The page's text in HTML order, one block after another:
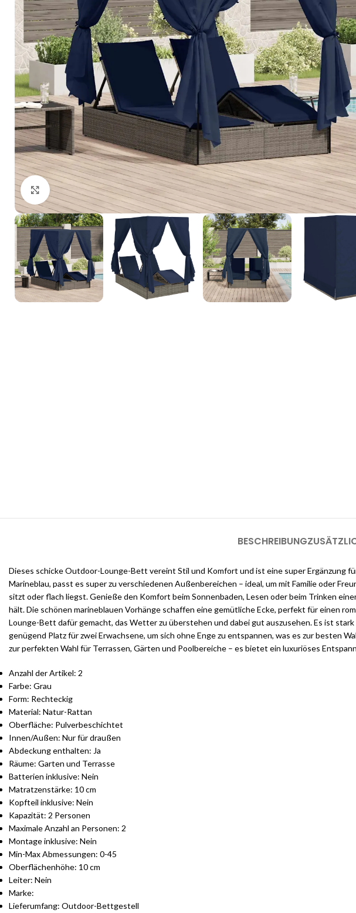
Click to enlarge
BESCHREIBUNG
Dieses schicke Outdoor-Lounge-Bett vereint Stil und Komfort und ist eine super Ergänzung
Marineblau, passt es super zu verschiedenen Außenbereichen – ideal, um mit Familie oder
sitzt oder flach liegst. Genieße den Komfort beim Sonnenbaden, Lesen oder beim Trinken
hält. Die schönen marineblauen Vorhänge schaffen eine gemütliche Ecke, perfekt für einen
Lounge-Bett dafür gemacht, das Wetter zu überstehen und dabei gut auszusehen. Es ist
genügend Platz für zwei Erwachsene, um sich ohne Enge zu entspannen, was es zur besten
zur perfekten Wahl für Terrassen, Gärten und Poolbereiche – es bietet ein luxuriöses
Anzahl der Artikel: 2
Farbe: Grau
Form: Rechteckig
Material: Natur-Rattan
Oberfläche: Pulverbeschichtet
Innen/Außen: Nur für draußen
Abdeckung enthalten: Ja
Räume: Garten und Terrasse
Batterien inklusive: Nein
Matratzenstärke: 10 cm
Kopfteil inklusive: Nein
Kapazität: 2 Personen
Maximale Anzahl an Personen: 2
Montage inklusive: Nein
Min-Max Abmessungen: 0-45
Oberflächenhöhe: 10 cm
Leiter: Nein
Marke:
Lieferumfang: Outdoor-Bettgestell